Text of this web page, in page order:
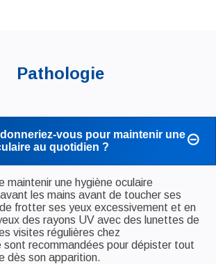
Pathologie
vous pour maintenir une
au quotidien ?
maintenir une hygiène oculaire
les mains avant de toucher ses
frotter ses yeux excessivement et en
des rayons UV avec des lunettes de
visites régulières chez
sont recommandées pour dépister tout
dès son apparition.